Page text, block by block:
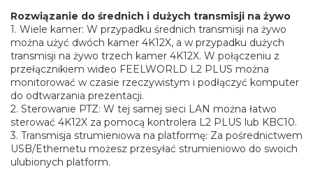
Rozwiązanie do średnich i dużych transmisji na żywo
1. Wiele kamer: W przypadku średnich transmisji na żywo
można użyć dwóch kamer 4K12X, a w przypadku dużych
transmisji na żywo trzech kamer 4K12X. W połączeniu z
przełącznikiem wideo FEELWORLD L2 PLUS można
monitorować w czasie rzeczywistym i podłączyć komputer
do odtwarzania prezentacji.
2. Sterowanie PTZ: W tej samej sieci LAN można łatwo
sterować 4K12X za pomocą kontrolera L2 PLUS lub KBC10.
3. Transmisja strumieniowa na platformę: Za pośrednictwem
USB/Ethernetu możesz przesyłać strumieniowo do swoich
ulubionych platform.